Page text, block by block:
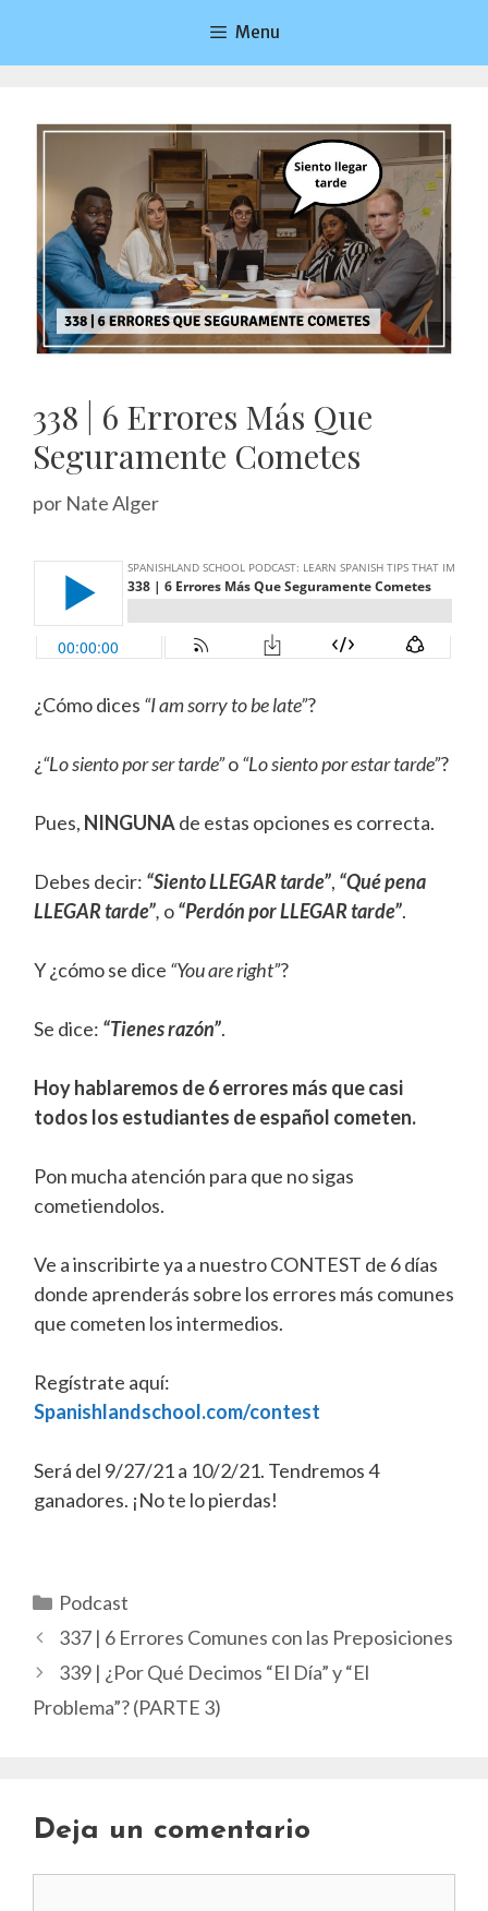
contenido
Menu
338 | 6 Errores Más Que
Seguramente Cometes
por Nate Alger
¿Cómo dices “I am sorry to be late”?
¿“Lo siento por ser tarde”o“Lo siento por estar tarde”?
Pues, NINGUNAde estas opciones es correcta.
Debes decir: “Siento LLEGAR tarde”, “Qué pena
LLEGAR tarde”, o“Perdón por LLEGAR tarde”.
Y ¿cómo se dice “You are right”?
Se dice: “Tienes razón”.
Hoy hablaremos de 6 errores más que casi
todos los estudiantes de español cometen.
Pon mucha atención para que no sigas
cometiendolos.
Ve a inscribirte ya a nuestro CONTEST de 6 días
donde aprenderás sobre los errores más comunes
que cometen los intermedios.
Regístrate aquí:
Spanishlandschool.com/contest
Será del 9/27/21 a 10/2/21. Tendremos 4
ganadores. ¡No te lo pierdas!
Categorías
Podcast
337 | 6 Errores Comunes con las Preposiciones
339 | ¿Por Qué Decimos “El Día” y “El
Problema”? (PARTE 3)
Deja un comentario